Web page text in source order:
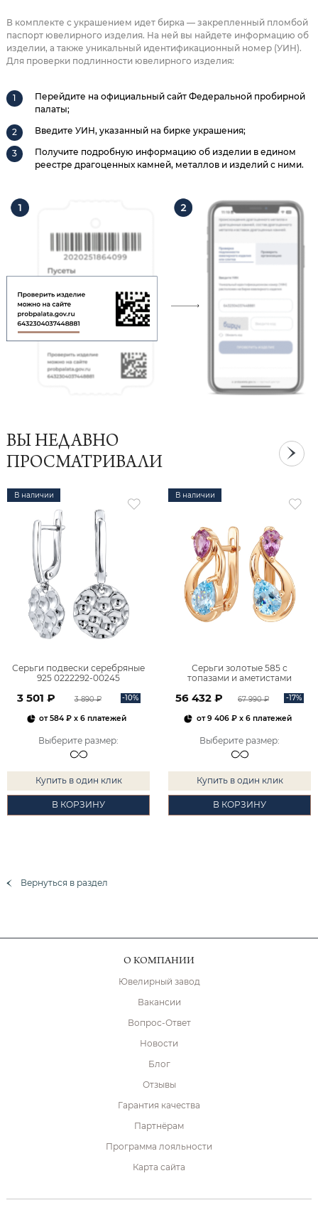
В комплекте с украшением идет бирка — закрепленный пломбой
паспорт ювелирного изделия. На ней вы найдете информацию об
изделии, а также уникальный идентификационный номер (УИН).
Для проверки подлинности ювелирного изделия:
Перейдите на официальный сайт Федеральной пробирной
палаты;
Введите УИН, указанный на бирке украшения;
Получите подробную информацию об изделии в едином
реестре драгоценных камней, металлов и изделий с ними.
ВЫ НЕДАВНО
ПРОСМАТРИВАЛИ
В наличии
Серьги подвески серебряные
925 0222292-00245
3 501 ₽ 3 890 ₽ -10%
от584 ₽ x 6 платежей
Выберите размер:
Купить в один клик
В КОРЗИНУ
В наличии
Серьги золотые 585 с
топазами и аметистами
56 432 ₽ 67 990 ₽ -17%
от9 406 ₽x 6 платежей
Выберите размер:
Купить в один клик
В КОРЗИНУ
Вернуться в раздел
О КОМПАНИИ
Ювелирный завод
Вакансии
Вопрос-Ответ
Новости
Блог
Отзывы
Гарантия качества
Партнёрам
Программа лояльности
Карта сайта